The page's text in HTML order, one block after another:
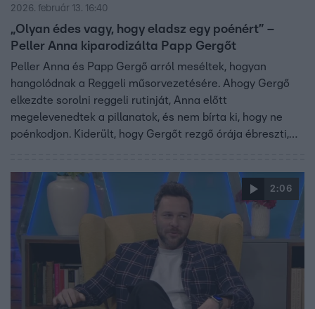
2026. február 13. 16:40
„Olyan édes vagy, hogy eladsz egy poénért” –
Peller Anna kiparodizálta Papp Gergőt
Peller Anna és Papp Gergő arról meséltek, hogyan
hangolódnak a Reggeli műsorvezetésére. Ahogy Gergő
elkezdte sorolni reggeli rutinját, Anna előtt
megelevenedtek a pillanatok, és nem bírta ki, hogy ne
poénkodjon. Kiderült, hogy Gergőt rezgő órája ébreszti,
2:06